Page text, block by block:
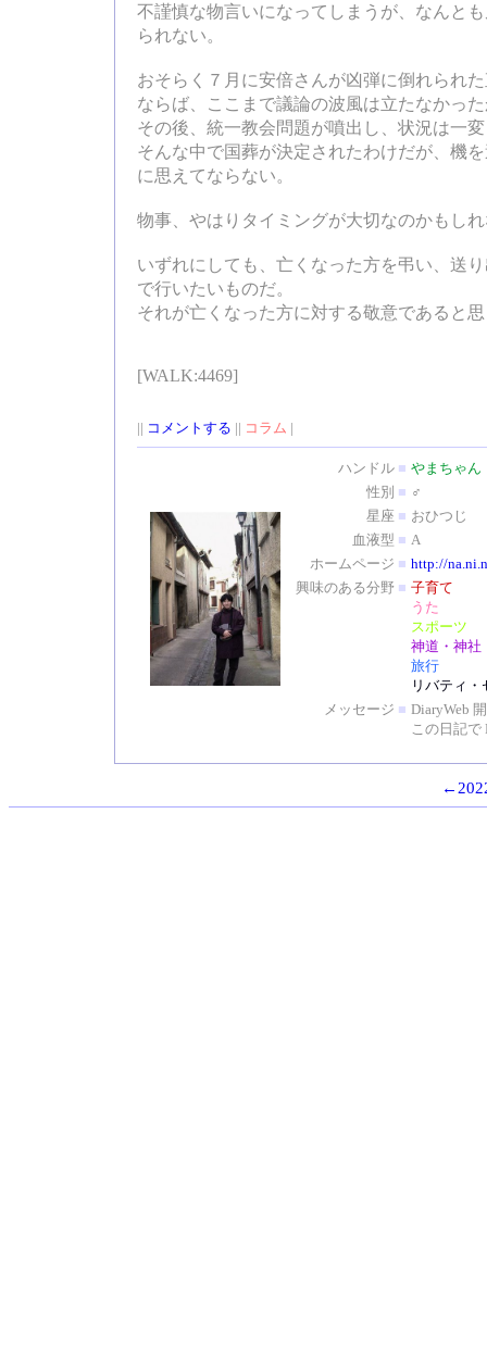
不謹慎な物言いになってしまうが、なんと
られない。
おそらく７月に安倍さんが凶弾に倒れられ
ならば、ここまで議論の波風は立たなかっ
その後、統一教会問題が噴出し、状況は一
そんな中で国葬が決定されたわけだが、機
に思えてならない。
物事、やはりタイミングが大切なのかもし
いずれにしても、亡くなった方を弔い、送
で行いたいものだ。
それが亡くなった方に対する敬意であると
[WALK:4469]
|| コメントする || コラム |
ハンドル ■ やまちゃん
性別 ■ ♂
星座 ■ おひつじ
血液型 ■ A
ホームページ ■ http://
興味のある分野 ■ 子育て
うた
スポーツ
神道・神社
旅行
リバティ
メッセージ ■ DiaryWeb
この日記